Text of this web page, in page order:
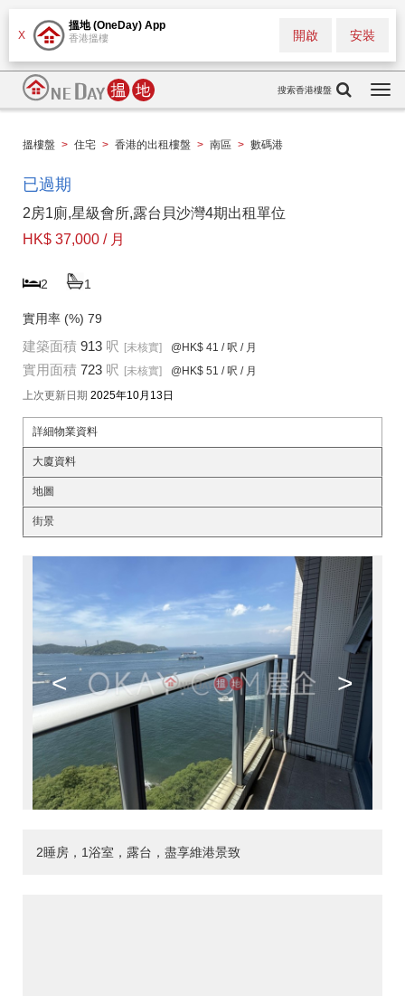
X
搵地 (OneDay) App
香港搵樓 安裝
開啟
搜索香港樓盤
搵樓盤 > 住宅 > 香港的出租樓盤 > 南區 > 數碼港
已過期
2房1廁,星級會所,露台貝沙灣4期出租單位
HK$ 37,000 / 月
2 1
實用率 (%) 79
建築面積 913 呎 [未核實] @HK$ 41 / 呎 / 月
實用面積 723 呎 [未核實] @HK$ 51 / 呎 / 月
上次更新日期 2025年10月13日
詳細物業資料
大廈資料
地圖
街景
< >
2睡房，1浴室，露台，盡享維港景致